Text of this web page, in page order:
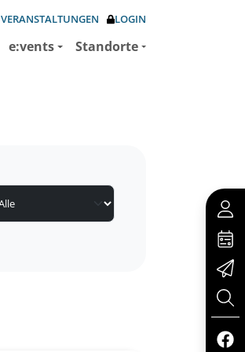
VERANSTALTUNGEN LOGIN
e:vents Standorte